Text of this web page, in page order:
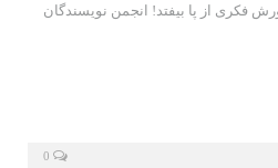
فکری از پا بیفتد! انجمن نویسندگان